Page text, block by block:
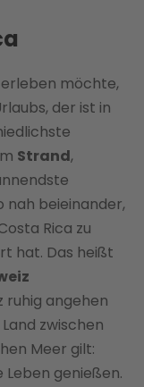
möchte,
der ist in
Strand,
nah beieinander,
Rica zu
hat. Das heißt
ruhig angehen
zwischen
Meer gilt:
Leben genießen.